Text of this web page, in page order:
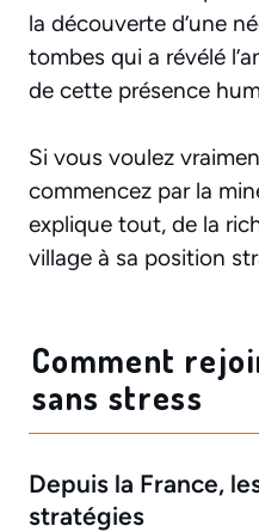
la découverte d’une
tombes qui a révélé
de cette présence
Si vous voulez
commencez par la
explique tout, de la
village à sa position
Comment
sans stress
Depuis la France,
stratégies